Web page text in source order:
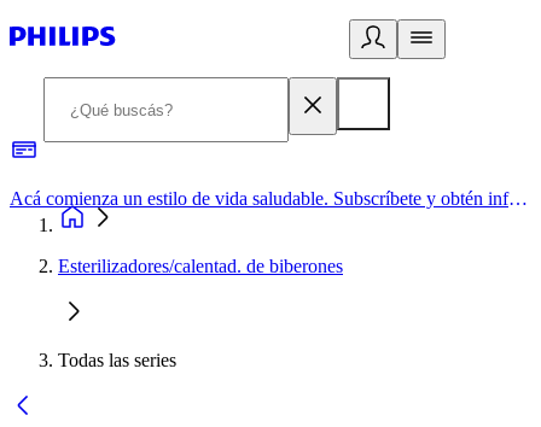
Acá comienza un estilo de vida saludable. Subscríbete y obtén información de primera mano
Esterilizadores/calentad. de biberones
Todas las series